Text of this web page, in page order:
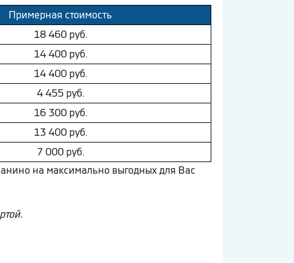
Примерная стоимость
18 460 руб.
14 400 руб.
14 400 руб.
4 455 руб.
16 300 руб.
13 400 руб.
7 000 руб.
на максимально выгодных для Вас